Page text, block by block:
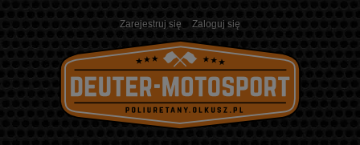
Zarejestruj się Zaloguj się